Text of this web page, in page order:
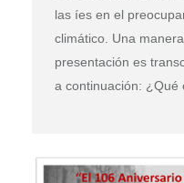
las íes en el
climático. Una
presentación es
a continuación: